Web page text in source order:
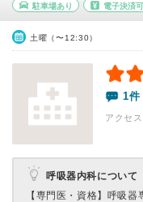
駐車場あり 電子決済可
土曜（〜12:30）
1件
アクセ
呼吸器内科について
【専門医・資格】 呼吸器